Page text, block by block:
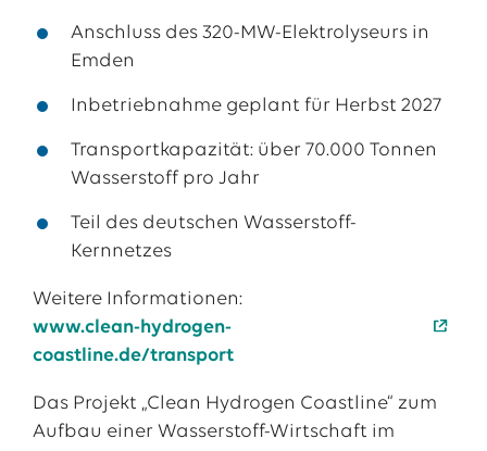
Anschluss des 320-MW-Elektrolyseurs in
Emden
Inbetriebnahme geplant für Herbst 2027
Transportkapazität: über 70.000 Tonnen
Wasserstoff pro Jahr
Teil des deutschen Wasserstoff-
Kernnetzes
Weitere Informationen:
www.clean-hydrogen-
coastline.de/transport
Das Projekt „Clean Hydrogen Coastline“ zum
Aufbau einer Wasserstoff-Wirtschaft im